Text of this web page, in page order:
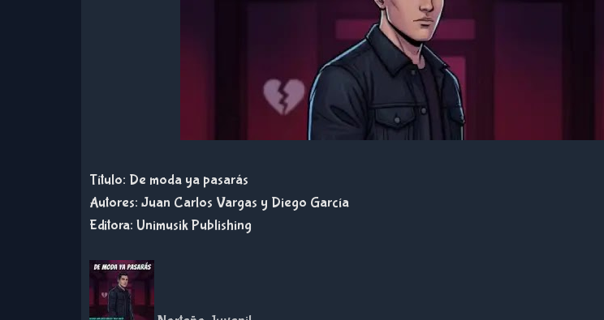
Título: De moda ya pasarás
Autores: Juan Carlos Vargas y Diego García
Editora: Unimusik Publishing